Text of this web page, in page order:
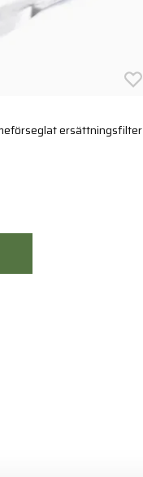
ersättningsfilter